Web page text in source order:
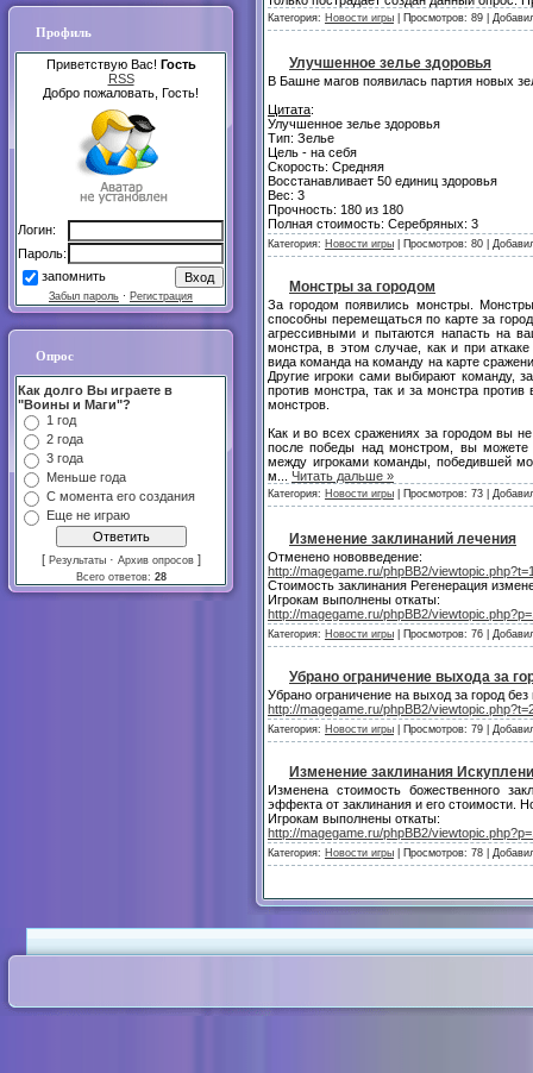
Профиль
Приветствую Вас! Гость
RSS
Добро пожаловать, Гость!
Логин:
Пароль:
запомнить
Забыл пароль · Регистрация
Опрос
Как долго Вы играете в
"Воины и Маги"?
1 год
2 года
3 года
Меньше года
С момента его создания
Еще не играю
[ Результаты · Архив опросов ]
Всего ответов: 28
Категория: Новости игры | Просмотров: 89 |
Улучшенное зелье здоровья
В Башне магов появилась партия новых
Цитата:
Улучшенное зелье здоровья
Тип: Зелье
Цель - на себя
Скорость: Средняя
Восстанавливает 50 единиц здоровья
Вес: 3
Прочность: 180 из 180
Полная стоимость: Серебряных: 3
Категория: Новости игры | Просмотров: 80 |
Монстры за городом
За городом появились монстры.
способны перемещаться по карте за
агрессивными и пытаются напасть на
монстра, в этом случае, как и при
вида команда на команду на карте
Другие игроки сами выбирают команду,
против монстра, так и за монстра
монстров.
Как и во всех сражениях за городом вы
после победы над монстром, вы можете
между игроками команды, победившей
м
Читать дальше »
Категория: Новости игры | Просмотров: 73 |
Изменение заклинаний лечения
Отменено нововведение:
http://magegame.ru/phpBB2/
Стоимость заклинания Регенерация
Игрокам выполнены откаты:
http://magegame.ru/phpBB2/
Категория: Новости игры | Просмотров: 76 |
Убрано ограничение выхода за
Убрано ограничение на выход за город
http://magegame.ru/phpBB2/
Категория: Новости игры | Просмотров: 79 |
Изменение заклинания
Изменена стоимость божественного
эффекта от заклинания и его стоимости.
Игрокам выполнены откаты:
http://magegame.ru/phpBB2/
Категория: Новости игры | Просмотров: 78 |